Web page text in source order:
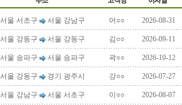
서울 서초구 서울 강남구 어○○ 2026-08-31
서울 강동구 서울 강동구 김○○ 2026-09-11
서울 송파구 서울 송파구 곽○○ 2026-10-12
서울 강동구 경기 광주시 강○○ 2026-07-27
서울 강남구 서울 서초구 이○○ 2026-08-07